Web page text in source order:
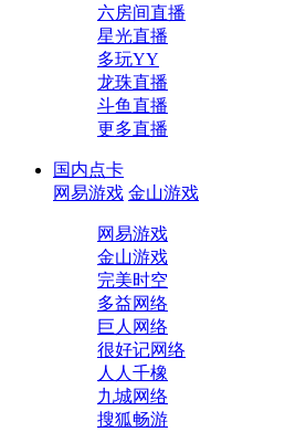
六房间直播
星光直播
多玩YY
龙珠直播
斗鱼直播
更多直播
国内点卡
网易游戏 金山游戏
网易游戏
金山游戏
完美时空
多益网络
巨人网络
很好记网络
人人千橡
九城网络
搜狐畅游